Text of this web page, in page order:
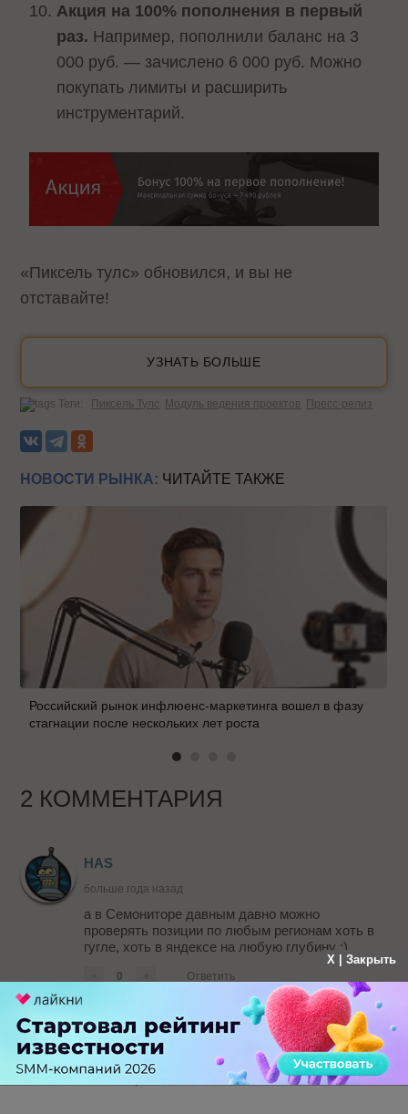
Акция на 100% пополнения в первый
раз. Например, пополнили баланс на 3
000 руб. — зачислено 6 000 руб. Можно
покупать лимиты и расширить
инструментарий.
«Пиксель тулс» обновился, и вы не
отставайте!
УЗНАТЬ БОЛЬШЕ
Теги: Пиксель Тулс Модуль ведения проектов Пресс-релиз
НОВОСТИ РЫНКА: ЧИТАЙТЕ ТАКЖЕ
Российский рынок инфлюенс-маркетинга вошел в фазу
стагнации после нескольких лет роста
2 КОММЕНТАРИЯ
HAS
больше года назад
а в Семониторе давным давно можно
проверять позиции по любым регионам хоть в
гугле, хоть в яндексе на любую глубину :)
0 Ответить
HAS
больше года назад
Это вы молодец, но речь то прям совсем не про
съем позиций.
X | Закрыть